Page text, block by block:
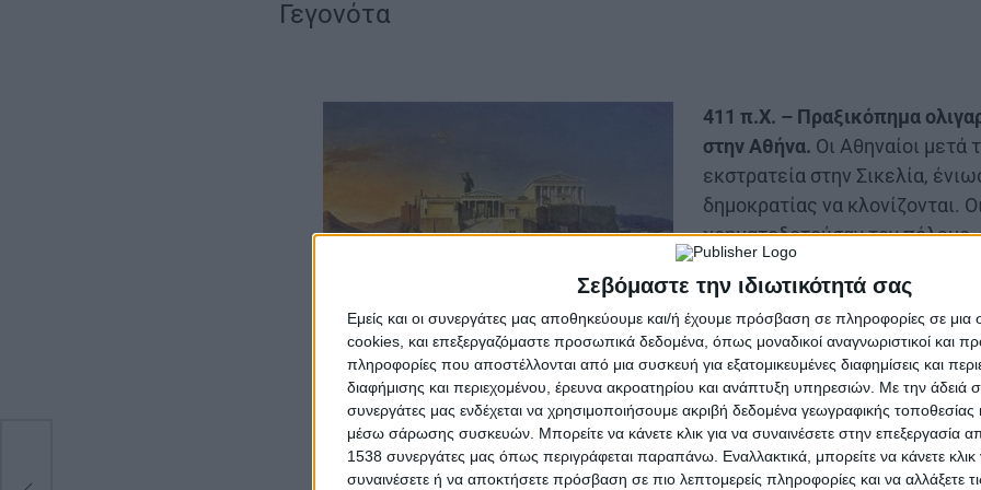
Σεβόμαστε την ιδιωτικότητά σας
Εμείς και οι συνεργάτες μας αποθηκεύουμε και/ή έχουμε πρόσβαση σε πληροφορίες σε
cookies, και επεξεργαζόμαστε προσωπικά δεδομένα, όπως μοναδικοί αναγνωριστικοί και
πληροφορίες που αποστέλλονται από μια συσκευή για εξατομικευμένες διαφημίσεις και
διαφήμισης και περιεχομένου, έρευνα ακροατηρίου και ανάπτυξη υπηρεσιών. Με την άδειά
συνεργάτες μας ενδέχεται να χρησιμοποιήσουμε ακριβή δεδομένα γεωγραφικής τοποθεσίας
μέσω σάρωσης συσκευών. Μπορείτε να κάνετε κλικ για να συναινέσετε στην επεξεργασία
1538 συνεργάτες μας όπως περιγράφεται παραπάνω. Εναλλακτικά, μπορείτε να κάνετε κλικ
συναινέσετε ή να αποκτήσετε πρόσβαση σε πιο λεπτομερείς πληροφορίες και να αλλάξετε
Γεγονότα
411 π.Χ. – Πραξικόπημα
στην Αθήνα. Οι Αθηναίοι μετά
εκστρατεία στην Σικελία,
δημοκρατίας να κλονίζονται.
χρηματοδοτούσαν τον πόλεμο,
τους να μειώνονται αισθητά,
σχεδιάζουν την ανατροπή του
εγκαθίδρυση ενός
κατέφυγαν και σε
πετύχουν τον σκοπό τους,
Ανδροκλή που ήταν ένας από τους ηγέτες των δημοκρατικών.
Ο ιθύνων νους του κινήματος ήταν ο ρήτορας Αντιφώντας, ο οποίος